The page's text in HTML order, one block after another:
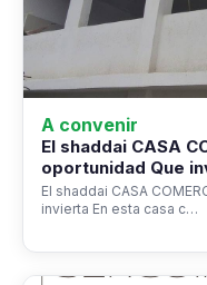
A convenir
El shaddai CASA
oportunidad Que
El shaddai CASA
invierta En esta casa c…